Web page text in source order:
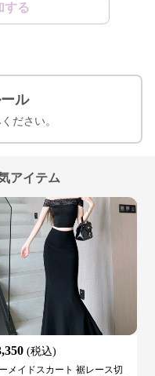
する
ル
ださい。
アイテム
(税込)
メイドスカート 裾レース切